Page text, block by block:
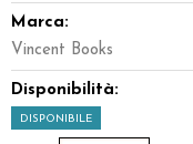
Marca:
Vincent Books
Disponibilità:
DISPONIBILE